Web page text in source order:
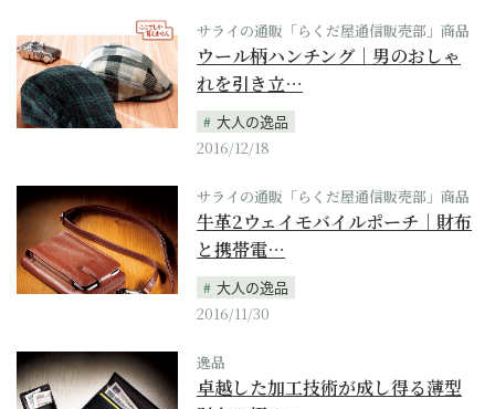
サライの通販「らくだ屋通信販売部」商品
ウール柄ハンチング｜男のおしゃ
れを引き立…
大人の逸品
2016/12/18
サライの通販「らくだ屋通信販売部」商品
牛革2ウェイモバイルポーチ｜財布
と携帯電…
大人の逸品
2016/11/30
逸品
卓越した加工技術が成し得る薄型